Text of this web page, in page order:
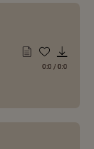
0:0 /0:0